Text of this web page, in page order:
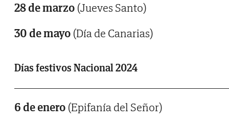
28 de marzo (Jueves Santo)
30 de mayo (Día de Canarias)
Días festivos Nacional 2024
6 de enero (Epifanía del Señor)